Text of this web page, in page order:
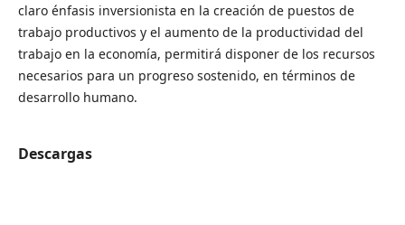
claro énfasis inversionista en la creación de puestos de
trabajo productivos y el aumento de la productividad del
trabajo en la economía, permitirá disponer de los recursos
necesarios para un progreso sostenido, en términos de
desarrollo humano.
Descargas